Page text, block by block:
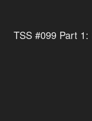
TSS #099 Part 1: